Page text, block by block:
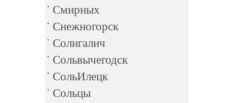
Смирных
Снежногорск
Солигалич
Сольвычегодск
СольИлецк
Сольцы